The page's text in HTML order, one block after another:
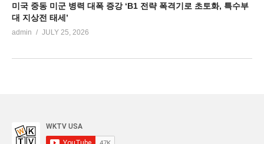
미국 중동 미군 병력 대폭 증강 ‘B1 전략 폭격기로 초토화, 특수부
대 지상전 태세’
admin JULY 25, 2026